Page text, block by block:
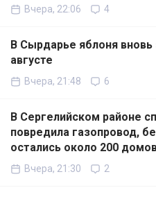
Вчера, 22:06 4
В Сырдарье яблоня вновь
августе
Вчера, 21:48 6
В Сергелийском районе
повредила газопровод,
остались около 200
Вчера, 21:30 2